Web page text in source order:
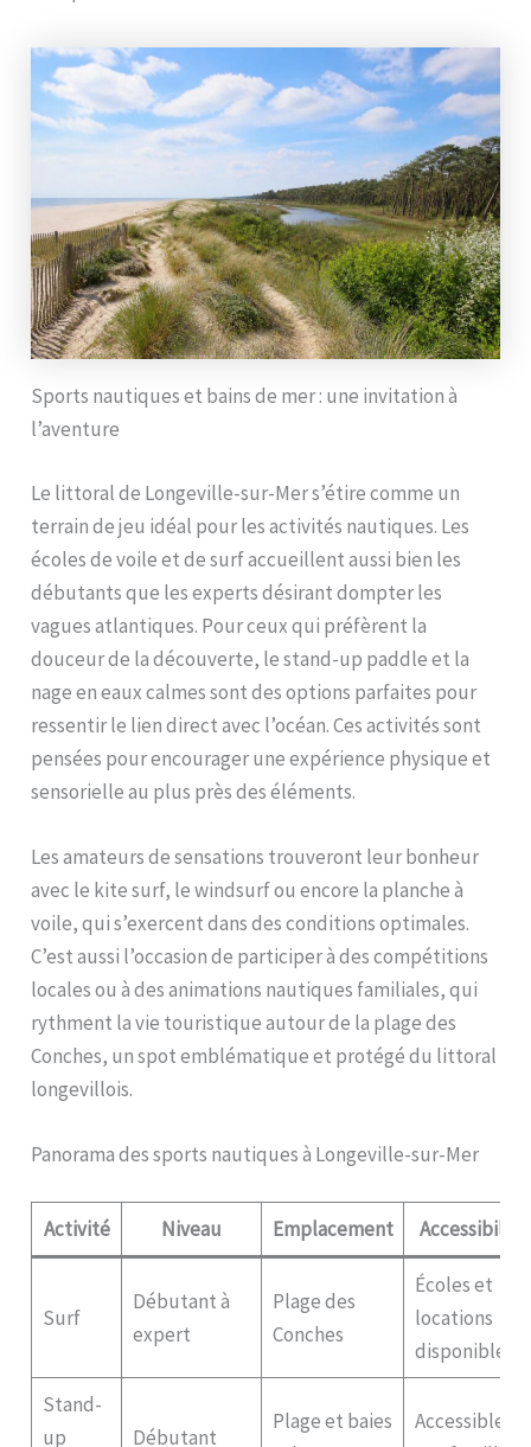
Sports nautiques et bains de mer : une invitation à
l’aventure
Le littoral de Longeville-sur-Mer s’étire comme un
terrain de jeu idéal pour les activités nautiques. Les
écoles de voile et de surf accueillent aussi bien les
débutants que les experts désirant dompter les
vagues atlantiques. Pour ceux qui préfèrent la
douceur de la découverte, le stand-up paddle et la
nage en eaux calmes sont des options parfaites pour
ressentir le lien direct avec l’océan. Ces activités sont
pensées pour encourager une expérience physique et
sensorielle au plus près des éléments.
Les amateurs de sensations trouveront leur bonheur
avec le kite surf, le windsurf ou encore la planche à
voile, qui s’exercent dans des conditions optimales.
C’est aussi l’occasion de participer à des compétitions
locales ou à des animations nautiques familiales, qui
rythment la vie touristique autour de la plage des
Conches, un spot emblématique et protégé du littoral
longevillois.
Panorama des sports nautiques à Longeville-sur-Mer
Activité Niveau Emplacement Accessibilité
Surf
Débutant à
expert
Plage des
Conches
Écoles et
locations
disponibles
Stand-
up
Débutant
Plage et baies
Accessible